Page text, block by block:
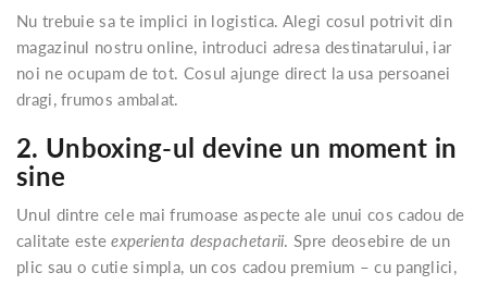
Nu trebuie sa te implici in logistica. Alegi cosul potrivit din
magazinul nostru online, introduci adresa destinatarului, iar
noi ne ocupam de tot. Cosul ajunge direct la usa persoanei
dragi, frumos ambalat.
2. Unboxing-ul devine un moment in
sine
Unul dintre cele mai frumoase aspecte ale unui cos cadou de
calitate esteexperienta despachetarii. Spre deosebire de un
plic sau o cutie simpla, un cos cadou premium – cu panglici,